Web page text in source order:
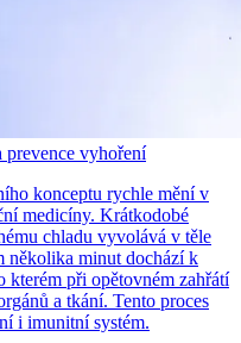
prevence vyhoření
konceptu rychle mění v
medicíny. Krátkodobé
chladu vyvolává v těle
několika minut dochází k
kterém při opětovném zahřátí
a tkání. Tento proces
i imunitní systém.